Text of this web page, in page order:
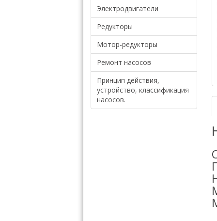
Электродвигатели
Редукторы
Мотор-редукторы
Ремонт насосов
Принцип действия,
устройство, классификация
насосов.